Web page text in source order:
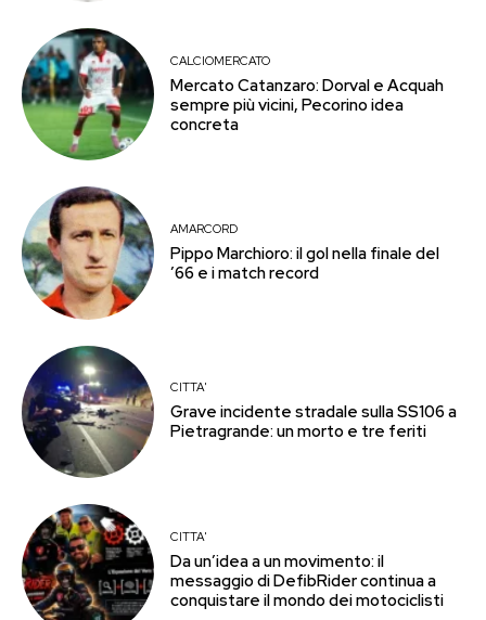
CALCIOMERCATO
Mercato Catanzaro: Dorval e Acquah
sempre più vicini, Pecorino idea
concreta
AMARCORD
Pippo Marchioro: il gol nella finale del
’66 e i match record
CITTA'
Grave incidente stradale sulla SS106 a
Pietragrande: un morto e tre feriti
CITTA'
Da un’idea a un movimento: il
messaggio di DefibRider continua a
conquistare il mondo dei motociclisti